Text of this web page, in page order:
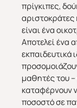
πρίγκιπες,
αριστοκράτες
είναι ένα
Αποτελεί ένα
εκπαιδευτικά
μαθητές του –
καταφέρνουν
ποσοστό σε